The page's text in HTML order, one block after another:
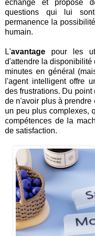
échange et propose
questions qui lui
permanence la
humain.
L'avantage pour les
d'attendre la disponibilité
minutes en général
l'agent intelligent offre
des frustrations. Du
de n'avoir plus à
un peu plus complexes,
compétences de la
de satisfaction.